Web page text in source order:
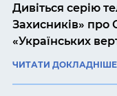
Дивіться серію
Захисників» про
«Українських
ЧИТАТИ ДОКЛАДНІШЕ